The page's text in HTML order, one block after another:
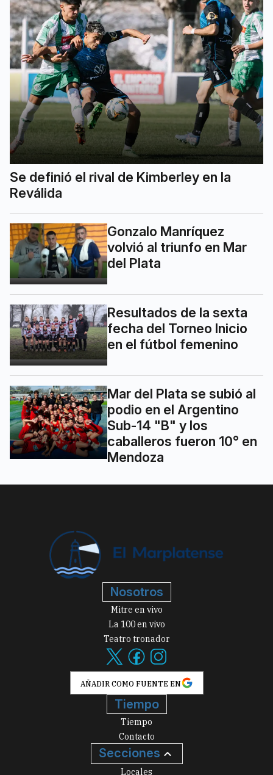
Se definió el rival de Kimberley en la
Reválida
Gonzalo Manríquez
volvió al triunfo en Mar
del Plata
Resultados de la sexta
fecha del Torneo Inicio
en el fútbol femenino
Mar del Plata se subió al
podio en el Argentino
Sub-14 "B" y los
caballeros fueron 10° en
Mendoza
Nosotros
Mitre en vivo
La 100 en vivo
Teatro tronador
AÑADIR COMO FUENTE EN
Tiempo
Tiempo
Contacto
Secciones
Locales